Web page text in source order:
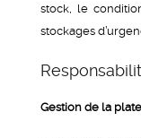
stock, le
stockages
Gestion de la